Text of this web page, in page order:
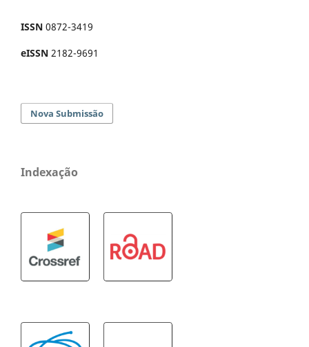
ISSN 0872-3419
eISSN 2182-9691
Nova Submissão
Indexação